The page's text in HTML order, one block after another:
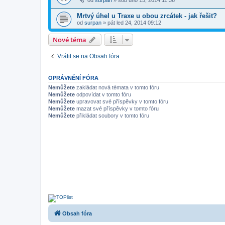
Mrtvý úhel u Traxe u obou zrcátek - jak řešit?
od surpan » pát led 24, 2014 09:12
Nové téma
Vrátit se na Obsah fóra
OPRÁVNĚNÍ FÓRA
Nemůžete zakládat nová témata v tomto fóru
Nemůžete odpovídat v tomto fóru
Nemůžete upravovat své příspěvky v tomto fóru
Nemůžete mazat své příspěvky v tomto fóru
Nemůžete přikládat soubory v tomto fóru
Obsah fóra